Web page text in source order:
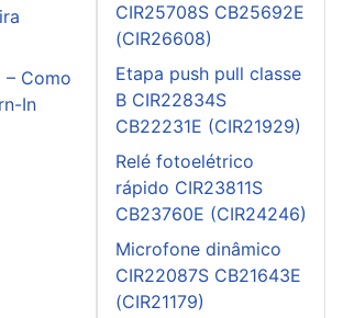
– Como
In
CIR25708S CB25692E
(CIR26608)
Etapa push pull classe
B CIR22834S
CB22231E (CIR21929)
Relé fotoelétrico
rápido CIR23811S
CB23760E (CIR24246)
Microfone dinâmico
CIR22087S CB21643E
(CIR21179)